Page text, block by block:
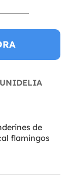
de
flamingos